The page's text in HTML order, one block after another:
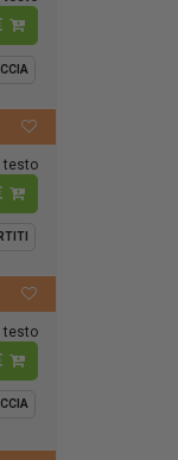
testo
testo